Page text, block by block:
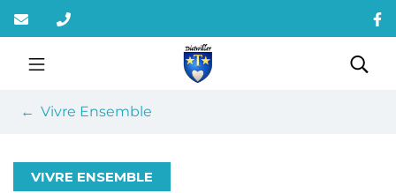
Aller
au
contenu
Dietwiller
Vivre Ensemble
VIVRE ENSEMBLE